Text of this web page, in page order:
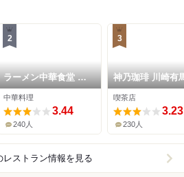
2
ラーメン中華食堂 新
世 宮前店
中華料理
3.44
240人
3
神乃珈琲 川崎有
喫茶店
3.23
230人
レストラン情報を見る